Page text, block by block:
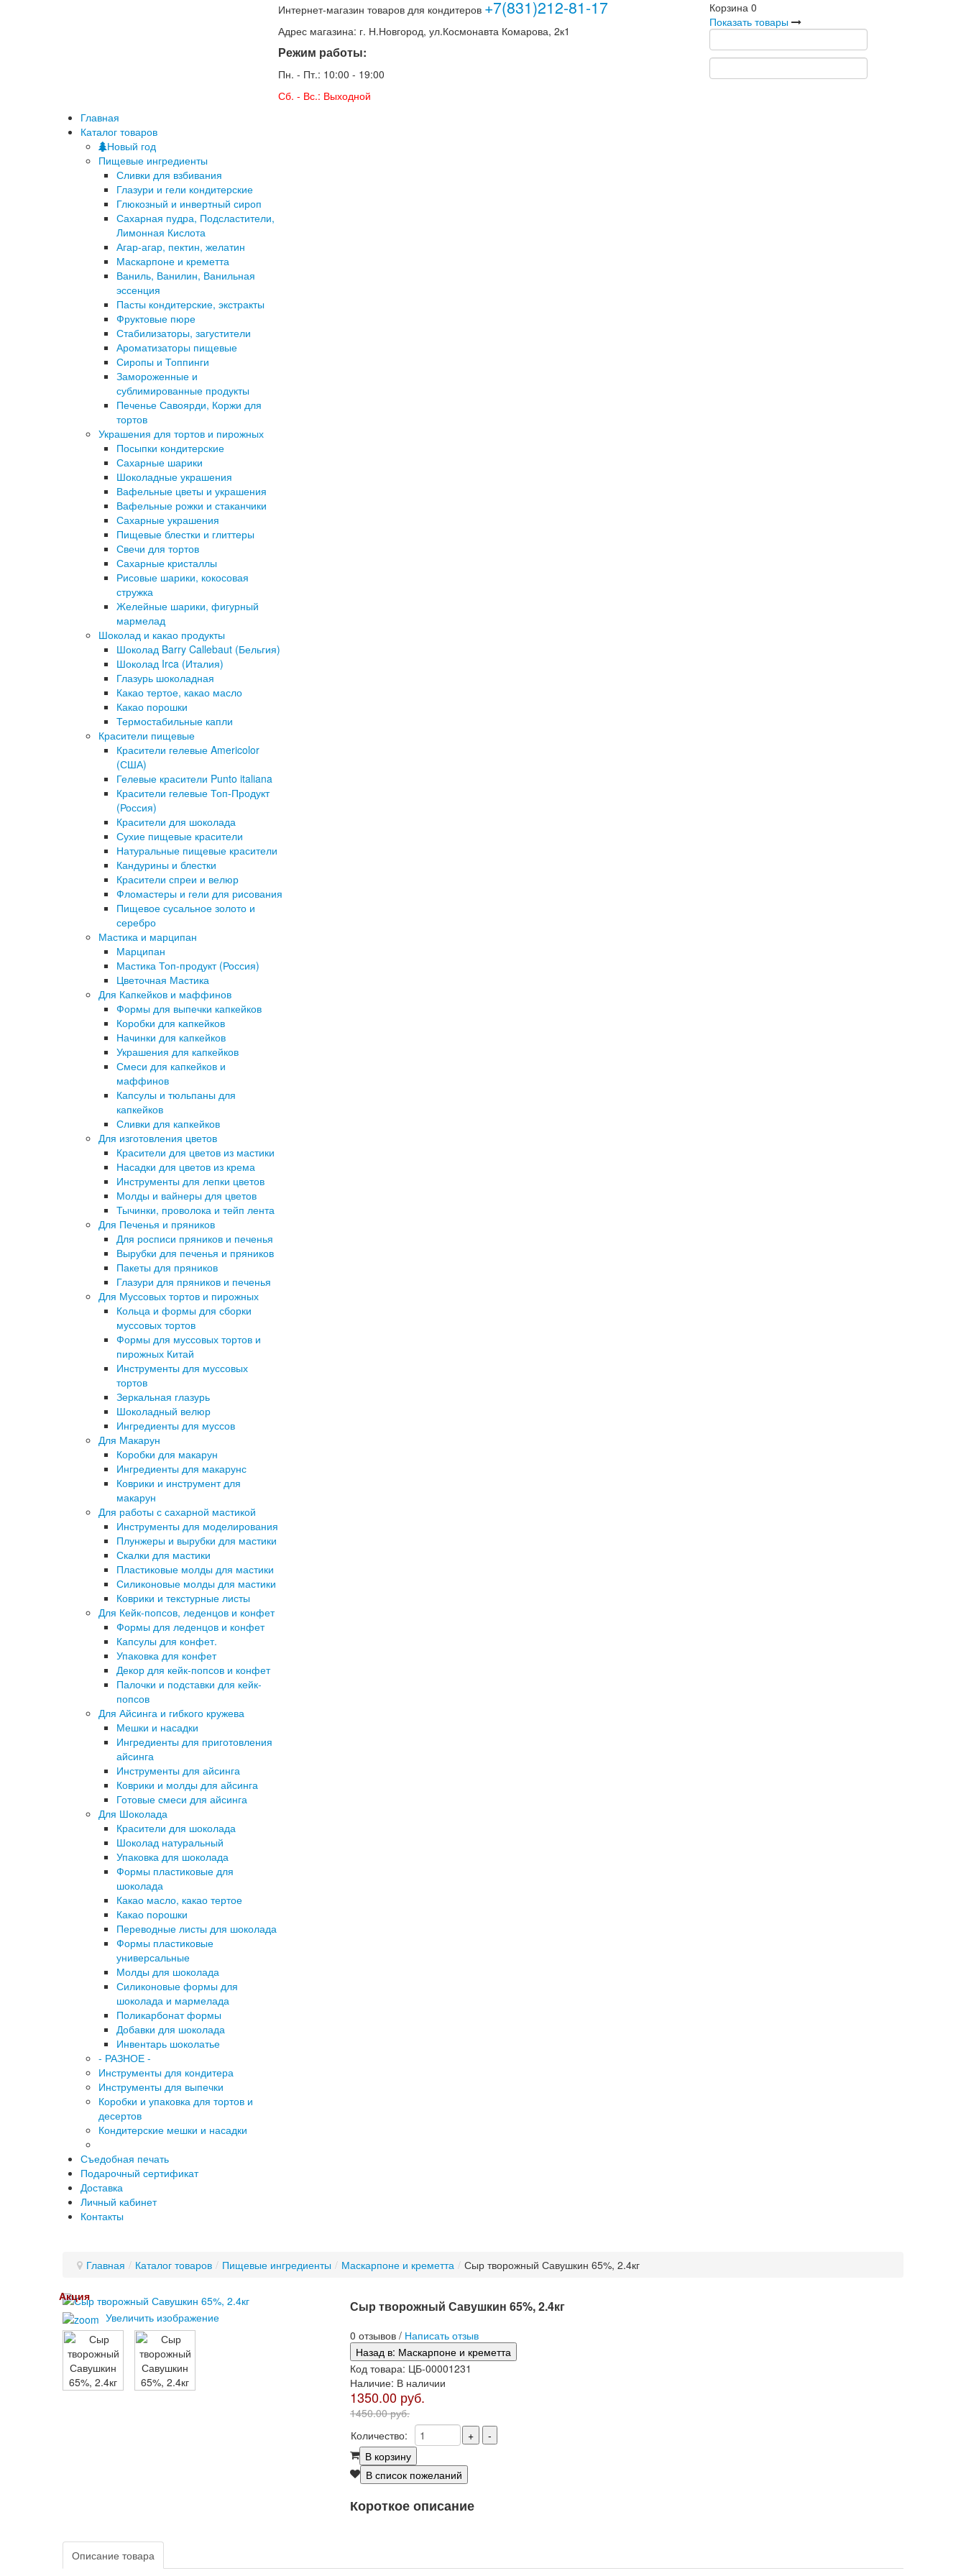
Интернет-магазин товаров для кондитеров +7(831)212-81-17
Адрес магазина: г. Н.Новгород, ул.Космонавта Комарова, 2к1
Режим работы:
Пн. - Пт.: 10:00 - 19:00
Сб. - Вс.: Выходной
Корзина 0
Показать товары
Главная
Каталог товаров
Новый год
Пищевые ингредиенты
Сливки для взбивания
Глазури и гели кондитерские
Глюкозный и инвертный сироп
Сахарная пудра, Подсластители,
Лимонная Кислота
Агар-агар, пектин, желатин
Маскарпоне и креметта
Ваниль, Ванилин, Ванильная
эссенция
Пасты кондитерские, экстракты
Фруктовые пюре
Стабилизаторы, загустители
Ароматизаторы пищевые
Сиропы и Топпинги
Замороженные и
сублимированные продукты
Печенье Савоярди, Коржи для
тортов
Украшения для тортов и пирожных
Посыпки кондитерские
Сахарные шарики
Шоколадные украшения
Вафельные цветы и украшения
Вафельные рожки и стаканчики
Сахарные украшения
Пищевые блестки и глиттеры
Свечи для тортов
Сахарные кристаллы
Рисовые шарики, кокосовая
стружка
Желейные шарики, фигурный
мармелад
Шоколад и какао продукты
Шоколад Barry Callebaut (Бельгия)
Шоколад Irca (Италия)
Глазурь шоколадная
Какао тертое, какао масло
Какао порошки
Термостабильные капли
Красители пищевые
Красители гелевые Americolor
(США)
Гелевые красители Punto italiana
Красители гелевые Топ-Продукт
(Россия)
Красители для шоколада
Сухие пищевые красители
Натуральные пищевые красители
Кандурины и блестки
Красители спреи и велюр
Фломастеры и гели для рисования
Пищевое сусальное золото и
серебро
Мастика и марципан
Марципан
Мастика Топ-продукт (Россия)
Цветочная Мастика
Для Капкейков и маффинов
Формы для выпечки капкейков
Коробки для капкейков
Начинки для капкейков
Украшения для капкейков
Смеси для капкейков и
маффинов
Капсулы и тюльпаны для
капкейков
Сливки для капкейков
Для изготовления цветов
Красители для цветов из мастики
Насадки для цветов из крема
Инструменты для лепки цветов
Молды и вайнеры для цветов
Тычинки, проволока и тейп лента
Для Печенья и пряников
Для росписи пряников и печенья
Вырубки для печенья и пряников
Пакеты для пряников
Глазури для пряников и печенья
Для Муссовых тортов и пирожных
Кольца и формы для сборки
муссовых тортов
Формы для муссовых тортов и
пирожных Китай
Инструменты для муссовых
тортов
Зеркальная глазурь
Шоколадный велюр
Ингредиенты для муссов
Для Макарун
Коробки для макарун
Ингредиенты для макарунс
Коврики и инструмент для
макарун
Для работы с сахарной мастикой
Инструменты для моделирования
Плунжеры и вырубки для мастики
Скалки для мастики
Пластиковые молды для мастики
Силиконовые молды для мастики
Коврики и текстурные листы
Для Кейк-попсов, леденцов и конфет
Формы для леденцов и конфет
Капсулы для конфет.
Упаковка для конфет
Декор для кейк-попсов и конфет
Палочки и подставки для кейк-
попсов
Для Айсинга и гибкого кружева
Мешки и насадки
Ингредиенты для приготовления
айсинга
Инструменты для айсинга
Коврики и молды для айсинга
Готовые смеси для айсинга
Для Шоколада
Красители для шоколада
Шоколад натуральный
Упаковка для шоколада
Формы пластиковые для
шоколада
Какао масло, какао тертое
Какао порошки
Переводные листы для шоколада
Формы пластиковые
универсальные
Молды для шоколада
Силиконовые формы для
шоколада и мармелада
Поликарбонат формы
Добавки для шоколада
Инвентарь шоколатье
- РАЗНОЕ -
Инструменты для кондитера
Инструменты для выпечки
Коробки и упаковка для тортов и
десертов
Кондитерские мешки и насадки
Съедобная печать
Подарочный сертификат
Доставка
Личный кабинет
Контакты
Главная / Каталог товаров / Пищевые ингредиенты / Маскарпоне и креметта / Сыр творожный Савушкин 65%, 2.4кг
Акция
Увеличить изображение
Сыр творожный Савушкин 65%, 2.4кг
0 отзывов / Написать отзыв
Код товара: ЦБ-00001231
Наличие: В наличии
1350.00 руб.
1450.00 руб.
Количество:
Короткое описание
Описание товара